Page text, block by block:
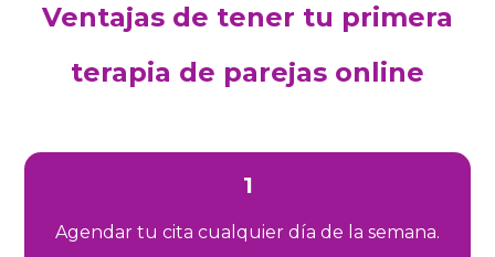
Ventajas de tener tu primera
terapia de parejas online
1
Agendar tu cita cualquier día de la semana.